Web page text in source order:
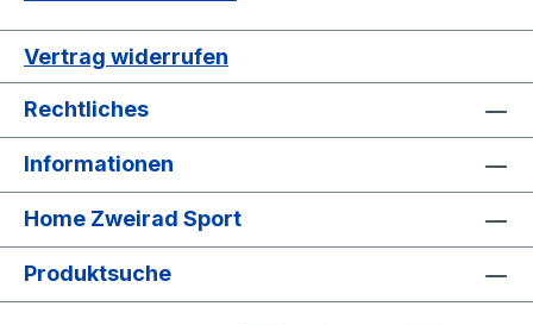
Vertrag widerrufen
Rechtliches
Informationen
Home Zweirad Sport
Produktsuche